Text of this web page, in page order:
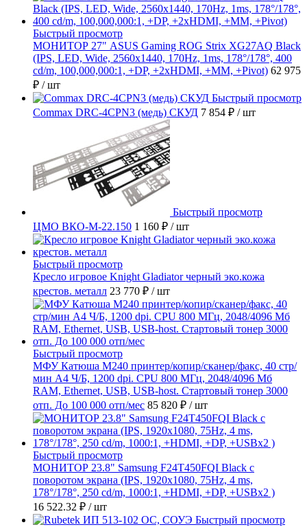
Быстрый просмотр
МОНИТОР 27" ASUS Gaming ROG Strix XG27AQ Black
(IPS, LED, Wide, 2560x1440, 170Hz, 1ms, 178°/178°, 400
cd/m, 100,000,000:1, +DP, +2хHDMI, +MM, +Pivot) 62 975
₽ / шт
Быстрый просмотр
Commax DRC-4CPN3 (медь) СКУД 7 854 ₽ / шт
Быстрый просмотр
ЦМО ВКО-М-22.150 1 160 ₽ / шт
Быстрый просмотр
Кресло игровое Knight Gladiator черный эко.кожа
крестов. металл 23 770 ₽ / шт
Быстрый просмотр
МФУ Катюша M240 принтер/копир/сканер/факс, 40 стр/
мин А4 Ч/Б, 1200 dpi. CPU 800 МГц, 2048/4096 Мб
RAM, Ethernet, USB, USB-host. Стартовый тонер 3000
отп. До 100 000 отп/мес 85 820 ₽ / шт
Быстрый просмотр
МОНИТОР 23.8" Samsung F24T450FQI Black с
поворотом экрана (IPS, 1920x1080, 75Hz, 4 ms,
178°/178°, 250 cd/m, 1000:1, +HDMI, +DP, +USBx2 )
16 522.32 ₽ / шт
Быстрый просмотр